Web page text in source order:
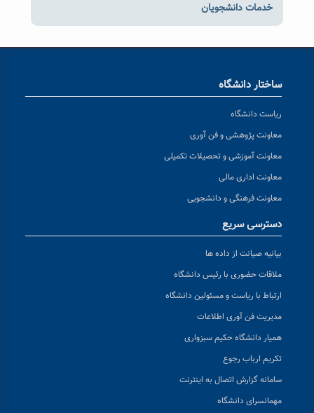
خدمات دانشجویان
ساختار دانشگاه
ریاست دانشگاه
معاونت پژوهشی و فن آوری
معاونت آموزشی و تحصیلات تکمیلی
معاونت اداری مالی
معاونت فرهنگی و دانشجویی
دسترسی سریع
بیانیه صیانت از داده ها
ملاقات حضوری با رئیس دانشگاه
ارتباط با ریاست و مسئولین دانشگاه
مدیریت فن آوری اطلاعات
همیار دانشگاه حکیم سبزواری
تکریم ارباب رجوع
سامانه گزارش اتصال به اینترنت
مهمانسرای دانشگاه